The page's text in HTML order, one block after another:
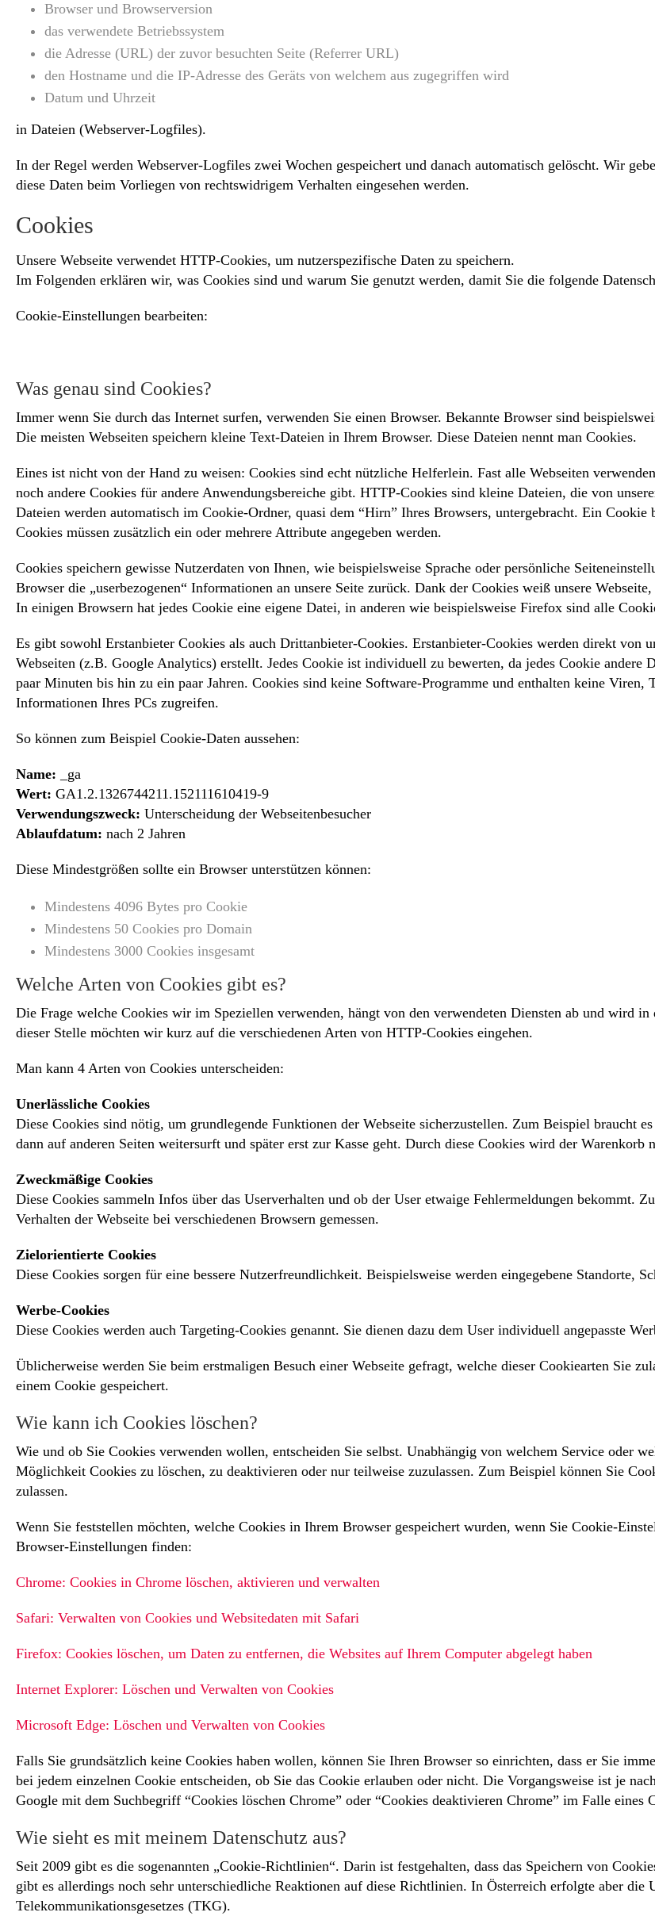
Browser und Browserversion
das verwendete Betriebssystem
die Adresse (URL) der zuvor besuchten Seite (Referrer URL)
den Hostname und die IP-Adresse des Geräts von welchem aus zugegriffen wird
Datum und Uhrzeit
in Dateien (Webserver-Logfiles).
In der Regel werden Webserver-Logfiles zwei Wochen gespeichert und danach automatisch gelöscht. Wir
diese Daten beim Vorliegen von rechtswidrigem Verhalten eingesehen werden.
Cookies
Unsere Webseite verwendet HTTP-Cookies, um nutzerspezifische Daten zu speichern.
Im Folgenden erklären wir, was Cookies sind und warum Sie genutzt werden, damit Sie die folgende
Cookie-Einstellungen bearbeiten:
Was genau sind Cookies?
Immer wenn Sie durch das Internet surfen, verwenden Sie einen Browser. Bekannte Browser sind
Die meisten Webseiten speichern kleine Text-Dateien in Ihrem Browser. Diese Dateien nennt man Cookies.
Eines ist nicht von der Hand zu weisen: Cookies sind echt nützliche Helferlein. Fast alle Webseiten
noch andere Cookies für andere Anwendungsbereiche gibt. HTTP-Cookies sind kleine Dateien, die von
Dateien werden automatisch im Cookie-Ordner, quasi dem “Hirn” Ihres Browsers, untergebracht. Ein
Cookies müssen zusätzlich ein oder mehrere Attribute angegeben werden.
Cookies speichern gewisse Nutzerdaten von Ihnen, wie beispielsweise Sprache oder persönliche
Browser die „userbezogenen“ Informationen an unsere Seite zurück. Dank der Cookies weiß unsere
In einigen Browsern hat jedes Cookie eine eigene Datei, in anderen wie beispielsweise Firefox sind alle
Es gibt sowohl Erstanbieter Cookies als auch Drittanbieter-Cookies. Erstanbieter-Cookies werden direkt von
Webseiten (z.B. Google Analytics) erstellt. Jedes Cookie ist individuell zu bewerten, da jedes Cookie
paar Minuten bis hin zu ein paar Jahren. Cookies sind keine Software-Programme und enthalten keine Viren,
Informationen Ihres PCs zugreifen.
So können zum Beispiel Cookie-Daten aussehen:
Name: _ga
Wert: GA1.2.1326744211.152111610419-9
Verwendungszweck: Unterscheidung der Webseitenbesucher
Ablaufdatum: nach 2 Jahren
Diese Mindestgrößen sollte ein Browser unterstützen können:
Mindestens 4096 Bytes pro Cookie
Mindestens 50 Cookies pro Domain
Mindestens 3000 Cookies insgesamt
Welche Arten von Cookies gibt es?
Die Frage welche Cookies wir im Speziellen verwenden, hängt von den verwendeten Diensten ab und wird
dieser Stelle möchten wir kurz auf die verschiedenen Arten von HTTP-Cookies eingehen.
Man kann 4 Arten von Cookies unterscheiden:
Unerlässliche Cookies
Diese Cookies sind nötig, um grundlegende Funktionen der Webseite sicherzustellen. Zum Beispiel braucht
dann auf anderen Seiten weitersurft und später erst zur Kasse geht. Durch diese Cookies wird der
Zweckmäßige Cookies
Diese Cookies sammeln Infos über das Userverhalten und ob der User etwaige Fehlermeldungen bekommt.
Verhalten der Webseite bei verschiedenen Browsern gemessen.
Zielorientierte Cookies
Diese Cookies sorgen für eine bessere Nutzerfreundlichkeit. Beispielsweise werden eingegebene Standorte,
Werbe-Cookies
Diese Cookies werden auch Targeting-Cookies genannt. Sie dienen dazu dem User individuell angepasste
Üblicherweise werden Sie beim erstmaligen Besuch einer Webseite gefragt, welche dieser Cookiearten Sie
einem Cookie gespeichert.
Wie kann ich Cookies löschen?
Wie und ob Sie Cookies verwenden wollen, entscheiden Sie selbst. Unabhängig von welchem Service oder
Möglichkeit Cookies zu löschen, zu deaktivieren oder nur teilweise zuzulassen. Zum Beispiel können Sie
zulassen.
Wenn Sie feststellen möchten, welche Cookies in Ihrem Browser gespeichert wurden, wenn Sie Cookie-
Browser-Einstellungen finden:
Chrome: Cookies in Chrome löschen, aktivieren und verwalten
Safari: Verwalten von Cookies und Websitedaten mit Safari
Firefox: Cookies löschen, um Daten zu entfernen, die Websites auf Ihrem Computer abgelegt haben
Internet Explorer: Löschen und Verwalten von Cookies
Microsoft Edge: Löschen und Verwalten von Cookies
Falls Sie grundsätzlich keine Cookies haben wollen, können Sie Ihren Browser so einrichten, dass er Sie
bei jedem einzelnen Cookie entscheiden, ob Sie das Cookie erlauben oder nicht. Die Vorgangsweise ist je
Google mit dem Suchbegriff “Cookies löschen Chrome” oder “Cookies deaktivieren Chrome” im Falle eines
Wie sieht es mit meinem Datenschutz aus?
Seit 2009 gibt es die sogenannten „Cookie-Richtlinien“. Darin ist festgehalten, dass das Speichern von
gibt es allerdings noch sehr unterschiedliche Reaktionen auf diese Richtlinien. In Österreich erfolgte aber
Telekommunikationsgesetzes (TKG).